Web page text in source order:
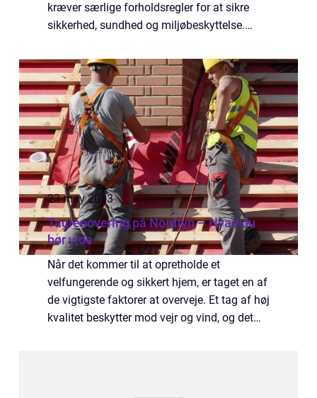
kræver særlige forholdsregler for at sikre
sikkerhed, sundhed og miljøbeskyttelse.
aspekter ved tr...
23 may 2023
Tagrenovering på Nordfyn – Hvad du
bør vide
Når det kommer til at opretholde et
velfungerende og sikkert hjem, er taget en af
de vigtigste faktorer at overveje. Et tag af høj
kvalitet beskytter mod vejr og vind, og det
sundt og ...